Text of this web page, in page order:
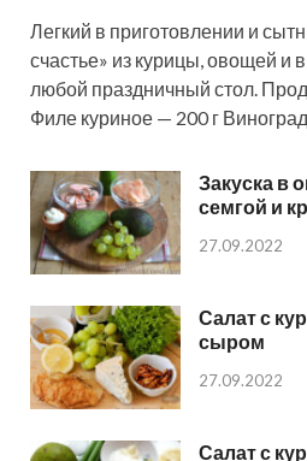
Легкий в приготовлении и
счастье» из курицы, овощей и
любой праздничный стол.
Филе куриное — 200 г Виноград
Закуска в
семгой и
27.09.2022
Салат с
сыром
27.09.2022
Салат с